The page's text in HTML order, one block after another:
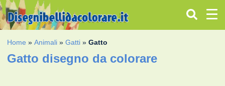
Home »Animali »Gatti »Gatto
Gatto disegno da colorare